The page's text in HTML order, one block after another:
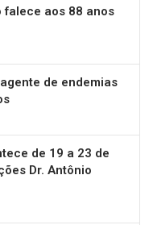
falece aos 88 anos
de endemias
de 19 a 23 de
Dr. Antônio